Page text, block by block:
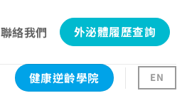
聯絡我們 外泌體履歷查詢
健康逆齡學院 EN